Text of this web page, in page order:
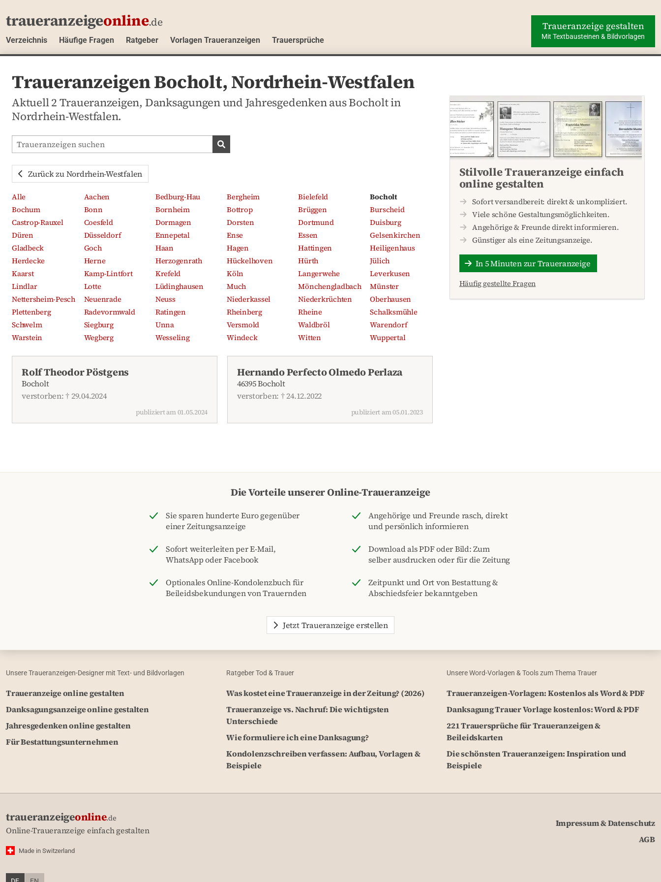
traueranzeigeonline.de
Verzeichnis Häufige Fragen Ratgeber Vorlagen Traueranzeigen Trauersprüche
Traueranzeige gestalten
Mit Textbausteinen & Bildvorlagen
Traueranzeigen Bocholt, Nordrhein-Westfalen
Aktuell 2 Traueranzeigen, Danksagungen und Jahresgedenken aus Bocholt in
Nordrhein-Westfalen.
Traueranzeigen-Portal durchsuchen
Traueranzeigen suchen
Zurück zu Nordrhein-Westfalen
Alle Aachen Bedburg-Hau Bergheim Bielefeld
Bocholt
Bochum
Bonn Bornheim Bottrop Brüggen
Burscheid
Castrop-Rauxel
Coesfeld Dormagen Dorsten Dortmund
Duisburg
Düren
Düsseldorf Ennepetal Ense Essen
Gelsenkirchen
Gladbeck
Goch Haan Hagen Hattingen
Heiligenhaus
Herdecke
Herne Herzogenrath Hückelhoven Hürth
Jülich
Kaarst
Kamp-Lintfort Krefeld Köln Langerwehe
Leverkusen
Lindlar
Lotte Lüdinghausen Much Mönchengladbach
Münster
Nettersheim-Pesch
Neuenrade Neuss Niederkassel Niederkrüchten
Oberhausen
Plettenberg
Radevormwald Ratingen Rheinberg Rheine
Schalksmühle
Schwelm
Siegburg Unna Versmold Waldbröl
Warendorf
Warstein
Wegberg Wesseling Windeck Witten Wuppertal
Rolf Theodor Pöstgens
Bocholt
verstorben: † 29.04.2024
publiziert am 01.05.2024
Hernando Perfecto Olmedo Perlaza
46395 Bocholt
verstorben: † 24.12.2022
publiziert am 05.01.2023
Stilvolle Traueranzeige einfach
online gestalten
Sofort versandbereit: direkt & unkompliziert.
Viele schöne Gestaltungsmöglichkeiten.
Angehörige & Freunde direkt informieren.
Günstiger als eine Zeitungsanzeige.
In 5 Minuten zur Traueranzeige
Häufig gestellte Fragen
Die Vorteile unserer Online-Traueranzeige
Sie sparen hunderte Euro gegenüber
einer Zeitungsanzeige
Angehörige und Freunde rasch, direkt
und persönlich informieren
Sofort weiterleiten per E-Mail,
WhatsApp oder Facebook
Download als PDF oder Bild: Zum
selber ausdrucken oder für die Zeitung
Optionales Online-Kondolenzbuch für
Beileidsbekundungen von Trauernden
Zeitpunkt und Ort von Bestattung &
Abschiedsfeier bekanntgeben
Jetzt Traueranzeige erstellen
Unsere Traueranzeigen-Designer mit Text- und Bildvorlagen
Traueranzeige online gestalten
Danksagungsanzeige online gestalten
Jahresgedenken online gestalten
Für Bestattungsunternehmen
Ratgeber Tod & Trauer
Was kostet eine Traueranzeige in der Zeitung? (2026)
Traueranzeige vs. Nachruf: Die wichtigsten
Unterschiede
Wie formuliere ich eine Danksagung?
Kondolenzschreiben verfassen: Aufbau, Vorlagen &
Beispiele
Unsere Word-Vorlagen & Tools zum Thema Trauer
Traueranzeigen-Vorlagen: Kostenlos als Word & PDF
Danksagung Trauer Vorlage kostenlos: Word & PDF
221 Trauersprüche für Traueranzeigen &
Beileidskarten
Die schönsten Traueranzeigen: Inspiration und
Beispiele
traueranzeigeonline.de
Online-Traueranzeige einfach gestalten
Made in Switzerland
Impressum & Datenschutz
AGB